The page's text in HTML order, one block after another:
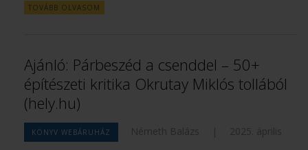
TOVÁBB OLVASOM
Ajánló: Párbeszéd a csenddel – 50+
építészeti kritika Okrutay Miklós tollából
(hely.hu)
KÖNYV WEBÁRUHÁZ Németh Balázs |
2025. április